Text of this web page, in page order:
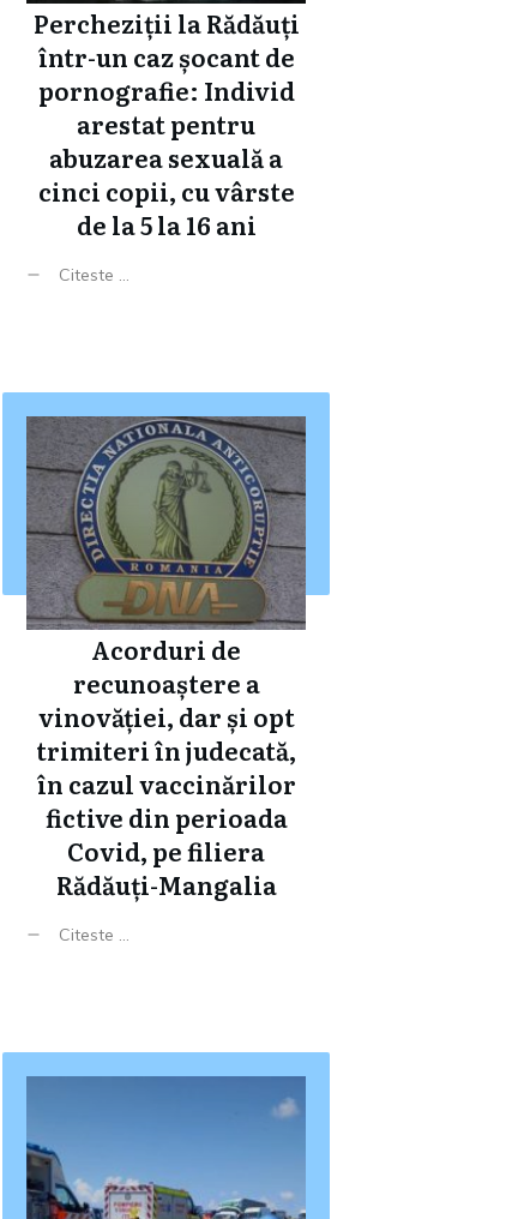
Percheziții la Rădăuți
într-un caz șocant de
pornografie: Individ
arestat pentru
abuzarea sexuală a
cinci copii, cu vârste
de la 5 la 16 ani
Citeste ...
Acorduri de
recunoaștere a
vinovăției, dar și opt
trimiteri în judecată,
în cazul vaccinărilor
fictive din perioada
Covid, pe filiera
Rădăuți-Mangalia
Citeste ...